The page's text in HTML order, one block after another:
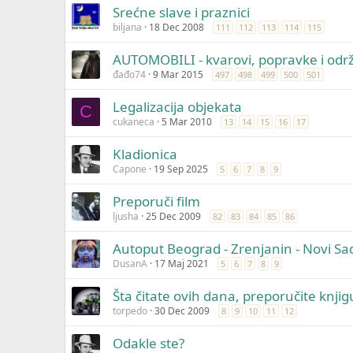
Srećne slave i praznici
biljana 18 Dec 2008 111 112 113 114 115
AUTOMOBILI - kvarovi, popravke i
đađo74 9 Mar 2015 497 498 499 500 501
C Legalizacija objekata
cukaneca 5 Mar 2010 13 14 15 16 17
Kladionica
Capone 19 Sep 2025 5 6 7 8 9
Preporuči film
ljusha 25 Dec 2009 82 83 84 85 86
Autoput Beograd - Zrenjanin - Novi
DusanA 17 Maj 2021 5 6 7 8 9
Šta čitate ovih dana, preporučite
torpedo 30 Dec 2009 8 9 10 11 12
Odakle ste?